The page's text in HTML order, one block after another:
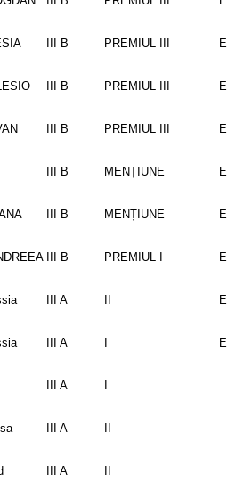
III B PREMIUL III
III B PREMIUL III
III B PREMIUL III
III B MENȚIUNE
III B MENȚIUNE
III B PREMIUL I
III A
III A
III A
III A
III A